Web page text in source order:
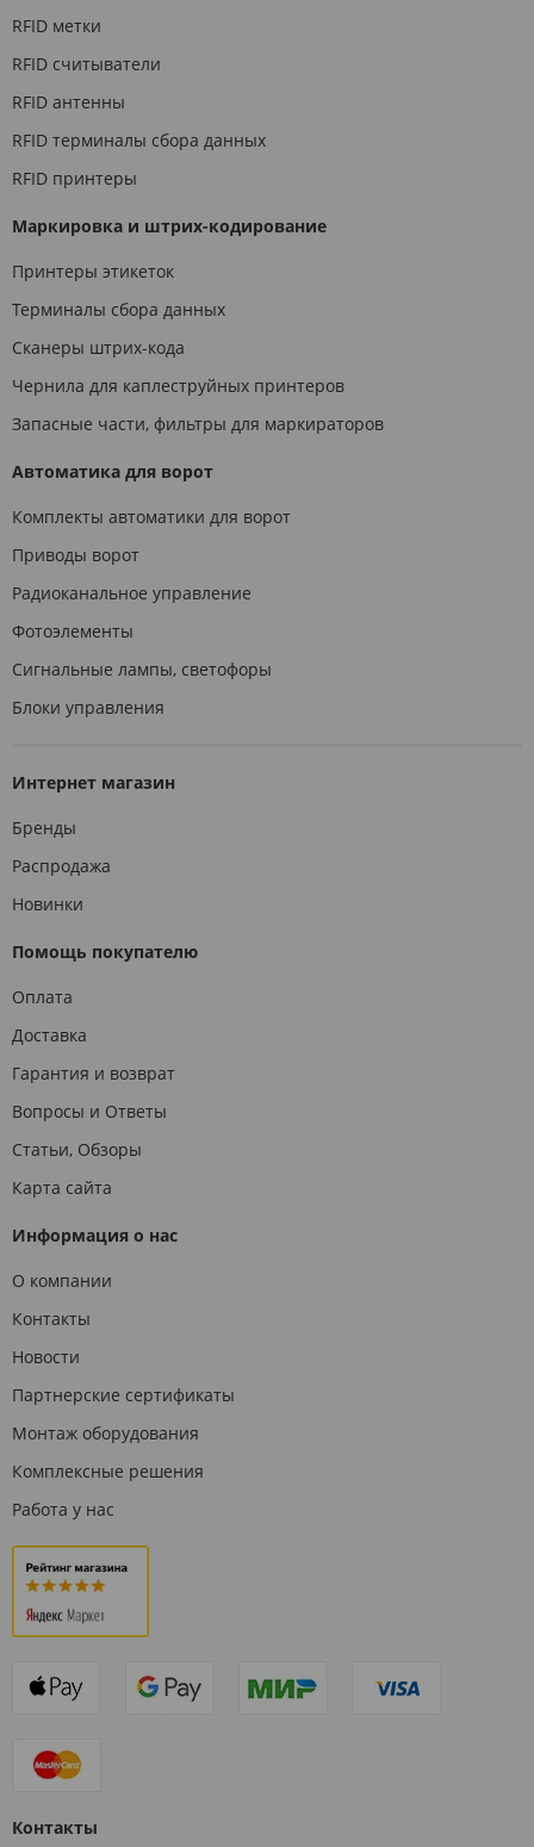
RFID метки
RFID считыватели
RFID антенны
RFID терминалы сбора данных
RFID принтеры
Маркировка и штрих-кодирование
Принтеры этикеток
Терминалы сбора данных
Сканеры штрих-кода
Чернила для каплеструйных принтеров
Запасные части, фильтры для маркираторов
Автоматика для ворот
Комплекты автоматики для ворот
Приводы ворот
Радиоканальное управление
Фотоэлементы
Сигнальные лампы, светофоры
Блоки управления
Интернет магазин
Бренды
Распродажа
Новинки
Помощь покупателю
Оплата
Доставка
Гарантия и возврат
Вопросы и Ответы
Статьи, Обзоры
Карта сайта
Информация о нас
О компании
Контакты
Новости
Партнерские сертификаты
Монтаж оборудования
Комплексные решения
Работа у нас
Контакты